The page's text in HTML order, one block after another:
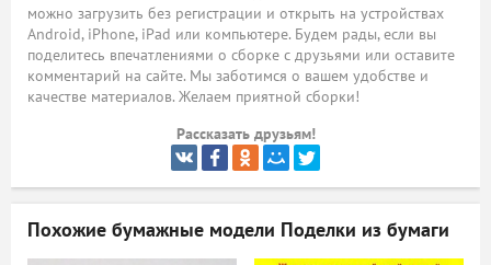
можно загрузить без регистрации и открыть на устройствах
Android, iPhone, iPad или компьютере. Будем рады, если вы
поделитесь впечатлениями о сборке с друзьями или оставите
комментарий на сайте. Мы заботимся о вашем удобстве и
качестве материалов. Желаем приятной сборки!
Рассказать друзьям!
Похожие бумажные модели Поделки из бумаги